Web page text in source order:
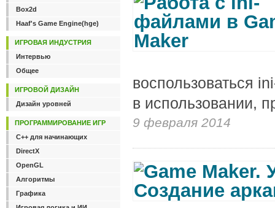
воспользоваться
в использовании,
9 февраля 2014
Box2d
Haaf's Game Engine(hge)
ИГРОВАЯ ИНДУСТРИЯ
Интервью
Общее
ИГРОВОЙ ДИЗАЙН
Дизайн уровней
ПРОГРАММИРОВАНИЕ ИГР
C++ для начинающих
DirectX
OpenGL
Алгоритмы
Графика